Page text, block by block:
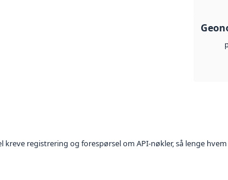
registrering og forespørsel om API-nøkler, så lenge